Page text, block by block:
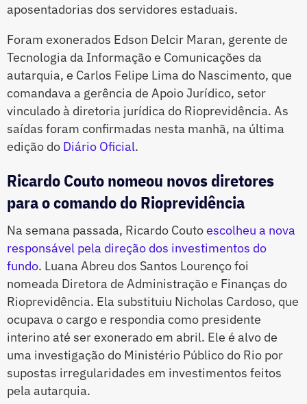
aposentadorias dos servidores estaduais.
Foram exonerados Edson Delcir Maran, gerente de
Tecnologia da Informação e Comunicações da
autarquia, e Carlos Felipe Lima do Nascimento, que
comandava a gerência de Apoio Jurídico, setor
vinculado à diretoria jurídica do Rioprevidência. As
saídas foram confirmadas nesta manhã, na última
edição do Diário Oficial.
Ricardo Couto nomeou novos diretores
para o comando do Rioprevidência
Na semana passada, Ricardo Coutoescolheu a nova
responsável pela direção dos investimentos do
fundo. Luana Abreu dos Santos Lourenço foi
nomeada Diretora de Administração e Finanças do
Rioprevidência. Ela substituiu Nicholas Cardoso, que
ocupava o cargo e respondia como presidente
interino até ser exonerado em abril. Ele é alvo de
uma investigação do Ministério Público do Rio por
supostas irregularidades em investimentos feitos
pela autarquia.